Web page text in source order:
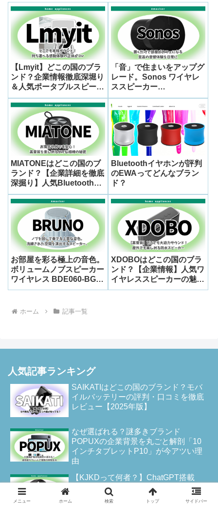
【Lmyit】どこの国のブラ
ンド？企業情報徹底深堀り
＆人気ポータブルスピーカ
ー
「OMXLN51JG1271A3T1
」徹底レビュー
「音」で住まいをアップグ
レード。Sonos ワイヤレ
ススピーカー
E30G1JP1BLK が生み出
す、洗練された日常の楽し
み方
MIATONEはどこの国のブ
ランド？【企業詳細を徹底
深掘り】人気Bluetoothス
ピーカーMTQ08の魅力と
評判
Bluetoothイヤホンが評判
のEWAってどんなブラン
ド？
お部屋を彩る極上の音色。
ボリュームノブスピーカー
ワイヤレス BDE060-BGY
が叶える豊かな暮らし
XDOBOはどこの国のブラ
ンド？【企業情報】人気ワ
イヤレススピーカーの魅力
と口コミを徹底解説
ホーム 記事一覧
人気記事ランキング
SAIKATIはどこの国のブランド？モバ
イルバッテリーの評判・口コミを徹底
レビュー【2025年版】
なぜ選ばれる？謎多きブランド
POPUXの企業背景を丸ごと解剖「10
インチタブレットP10」が今アツい理
由
【KJKDって何者？】ChatGPT搭載
「L1スマートウォッチ」の評判・企業
情報まで徹底解説！
メニュー ホーム 検索 トップ サイドバー